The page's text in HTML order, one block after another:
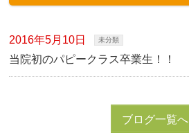
2016年5月10日 未分類
当院初のパピークラス卒業生！！
ブログ一覧へ